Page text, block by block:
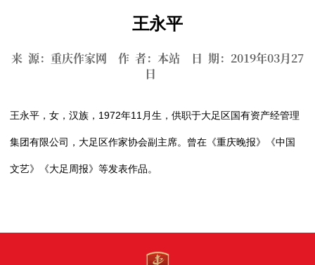
王永平
来 源：重庆作家网 作 者：本站 日 期：2019年03月27
日
王永平，女，汉族，1972年11月生，供职于大足区国有资产经管理
集团有限公司，大足区作家协会副主席。曾在《重庆晚报》《中国
文艺》《大足周报》等发表作品。